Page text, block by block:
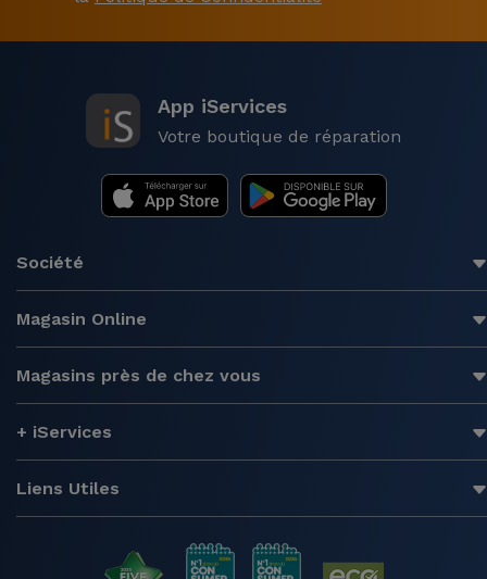
App iServices
Votre boutique de réparation
Société
Magasin Online
Magasins près de chez vous
+ iServices
Liens Utiles